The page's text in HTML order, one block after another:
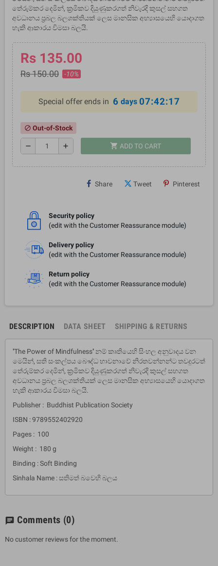
තේරුම්කර දෙමින්, ක්‍රමිකව දියුණුකරගත් නිවැරදි කුසල් සහගත
අවධානය ප්‍රබල බලශක්තියක් ලෙස මානසික අභ්‍යාසයෙහි යොදාගත
හැකි ආකාරය විමසා බලයි.
Rs 135.00
Rs 150.00 -10%
Special offer ends in 6 days 07:42:16
block Out-of-Stock
remove add shopping_cart ADD TO CART
Share Tweet Pinterest
Security policy
(edit with the Customer Reassurance module)
Delivery policy
(edit with the Customer Reassurance module)
Return policy
(edit with the Customer Reassurance module)
DESCRIPTION DATA SHEET SHIPPING & RETURNS
''The Power of Mindfulness'' නම් කෘතියෙහි සිංහල අනුවාදය වන
මෙයින්, සති සංකල්පය බෞද්ධ භාවනාවේ නිරතවන්නන්ට තවදුරටත්
තේරුම්කර දෙමින්, ක්‍රමිකව දියුණුකරගත් නිවැරදි කුසල් සහගත
අවධානය ප්‍රබල බලශක්තියක් ලෙස මානසික අභ්‍යාසයෙහි යොදාගත
හැකි ආකාරය විමසා බලයි.
Publisher : Buddhist Publication Society
ISBN : 9789552402920
Pages : 100
Weight : 180 g
Binding : Soft Binding
Sinhala Name : සතිමත් බවෙහි බලය
chat Comments (0)
No customer reviews for the moment.